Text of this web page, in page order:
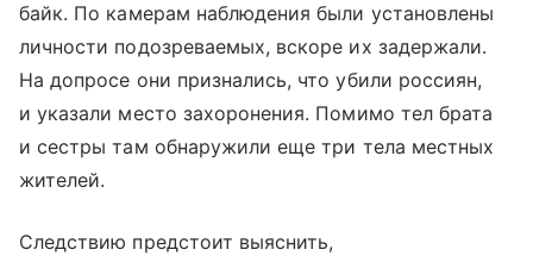
байк. По камерам наблюдения были установлены
личности подозреваемых, вскоре их задержали.
На допросе они признались, что убили россиян,
и указали место захоронения. Помимо тел брата
и сестры там обнаружили еще три тела местных
жителей.
Следствию предстоит выяснить,